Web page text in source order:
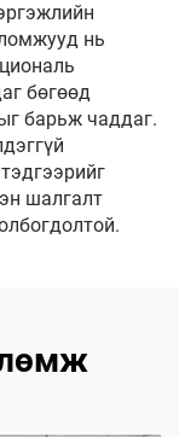
нь
бөгөөд
барьж чаддаг.
шалгалт